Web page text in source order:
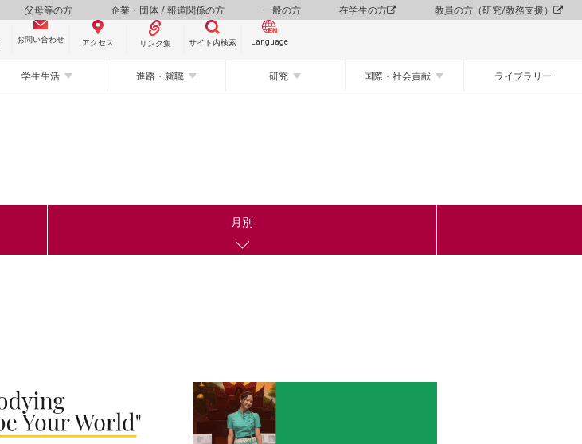
父母等の方 企業・団体 / 報道関係の方 一般の方 在学生の方 教員の方（研究/教務支援）
お問い合わせ アクセス リンク集 サイト内検索 Language
学生生活 進路・就職 研究 国際・社会貢献 ライブラリー
月別